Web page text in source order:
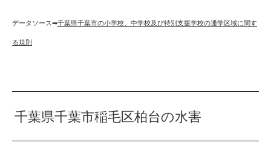
データソース➡︎千葉県千葉市の小学校、中学校及び特別支援学校の通学区域に関す
る規則
千葉県千葉市稲毛区柏台の水害